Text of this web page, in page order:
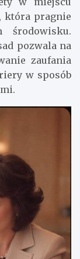
która pragnie
środowisku.
pozwala na
zaufania
w sposób